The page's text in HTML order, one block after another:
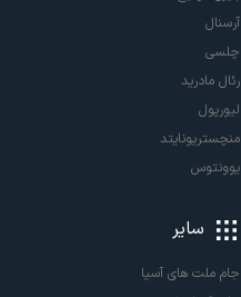
آرسنال
چلسی
رئال مادرید
لیورپول
منچستریونایتد
یوونتوس
سایر
جام ملت های آسیا